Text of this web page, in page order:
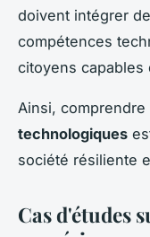
doivent intégrer
compétences
citoyens
Ainsi,
technologiques
société résiliente
Cas d'études